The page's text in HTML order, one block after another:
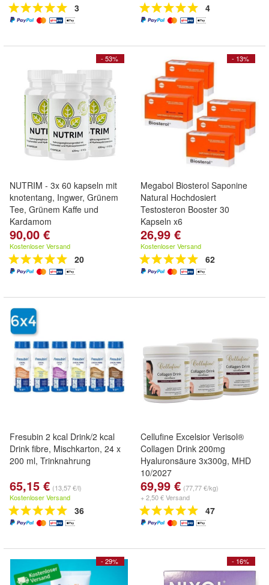
3 4
- 53%
NUTRIM - 3x 60 kapseln mit
knotentang, Ingwer, Grünem
Tee, Grünem Kaffe und
Kardamom
90,00 €
Kostenloser Versand
20
- 13%
Megabol Biosterol Saponine
Natural Hochdosiert
Testosteron Booster 30
Kapseln x6
26,99 €
Kostenloser Versand
62
Fresubin 2 kcal Drink/2 kcal
Drink fibre, Mischkarton, 24 x
200 ml, Trinknahrung
65,15 € (13,57 €/l)
Kostenloser Versand
36
Cellufine Excelsior Verisol®
Collagen Drink 200mg
Hyaluronsäure 3x300g, MHD
10/2027
69,99 € (77,77 €/kg)
+ 2,50 € Versand
47
- 29% - 16%